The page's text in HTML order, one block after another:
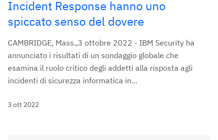
Incident Response hanno uno
spiccato senso del dovere
CAMBRIDGE, Mass.,3 ottobre 2022 - IBM Security ha
annunciato i risultati di un sondaggio globale che
esamina il ruolo critico degli addetti alla risposta agli
incidenti di sicurezza informatica in...
3 ott 2022